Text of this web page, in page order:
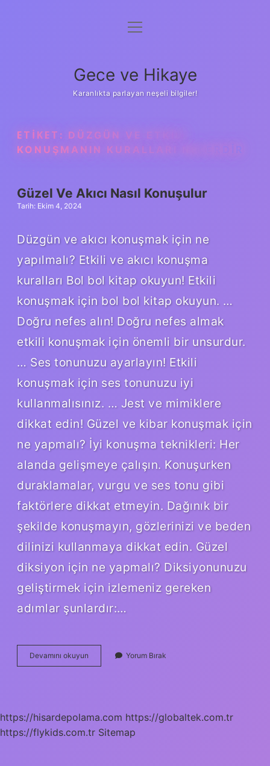
Anasayfa
Yasal Uyarı
menüyü
Gece ve Hikaye
Karanlıkta parlayan neşeli bilgiler!
ETIKET: DÜZGÜN VE ETKILI
KONUŞMANIN KURALLARI NELERDIR
Güzel Ve Akıcı Nasıl Konuşulur
Tarih: Ekim 4, 2024
Düzgün ve akıcı konuşmak için ne
yapılmalı? Etkili ve akıcı konuşma
kuralları Bol bol kitap okuyun! Etkili
konuşmak için bol bol kitap okuyun. …
Doğru nefes alın! Doğru nefes almak
etkili konuşmak için önemli bir unsurdur.
… Ses tonunuzu ayarlayın! Etkili
konuşmak için ses tonunuzu iyi
kullanmalısınız. … Jest ve mimiklere
dikkat edin! Güzel ve kibar konuşmak için
ne yapmalı? İyi konuşma teknikleri: Her
alanda gelişmeye çalışın. Konuşurken
duraklamalar, vurgu ve ses tonu gibi
faktörlere dikkat etmeyin. Dağınık bir
şekilde konuşmayın, gözlerinizi ve beden
dilinizi kullanmaya dikkat edin. Güzel
diksiyon için ne yapmalı? Diksiyonunuzu
geliştirmek için izlemeniz gereken
adımlar şunlardır:…
Devamını okuyun
Ve
Yorum Bırak
https://hisardepolama.com https://globaltek.com.tr
https://flykids.com.tr Sitemap